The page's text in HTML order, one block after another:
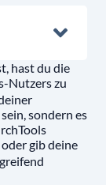
hast du die
Nutzers zu
sondern es
gib deine